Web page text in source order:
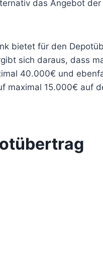
das Angebot
bietet für den
sich daraus, dass
40.000€ und
maximal 15.000€ auf